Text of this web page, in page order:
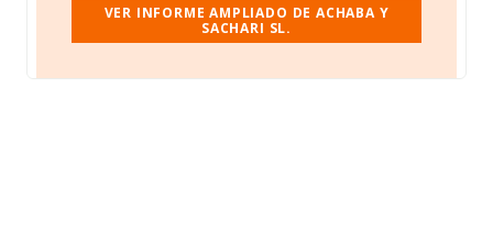
VER INFORME AMPLIADO DE ACHABA Y
SACHARI SL.